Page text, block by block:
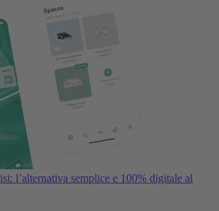
l’alternativa semplice e 100% digitale al